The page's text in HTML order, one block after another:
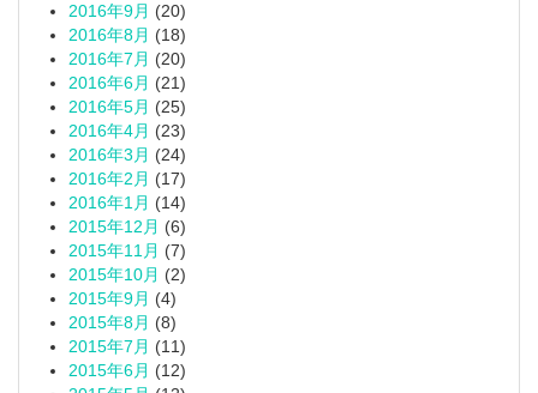
2016年9月 (20)
2016年8月 (18)
2016年7月 (20)
2016年6月 (21)
2016年5月 (25)
2016年4月 (23)
2016年3月 (24)
2016年2月 (17)
2016年1月 (14)
2015年12月 (6)
2015年11月 (7)
2015年10月 (2)
2015年9月 (4)
2015年8月 (8)
2015年7月 (11)
2015年6月 (12)